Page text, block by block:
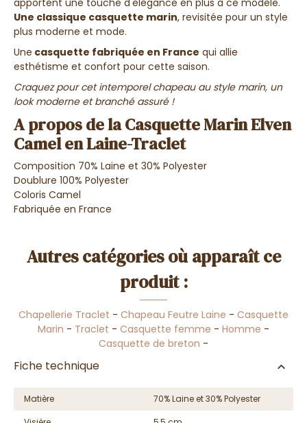
apportent une touche d'élégance en plus à ce modèle.
Une classique casquette marin, revisitée pour un style
plus moderne et mode.
Une casquette fabriquée en France qui allie
esthétisme et confort pour cette saison.
Craquez pour cet intemporel chapeau au style marin, un
look moderne et branché assuré !
A propos de la Casquette Marin Elven
Camel en Laine-Traclet
Composition 70% Laine et 30% Polyester
Doublure 100% Polyester
Coloris Camel
Fabriquée en France
Autres catégories où apparaît ce
produit :
Chapellerie Traclet - Chapeau Feutre Laine - Casquette
Marin - Traclet - Casquette femme - Homme -
Casquette de breton -
Fiche technique
Matière
70% Laine et 30% Polyester